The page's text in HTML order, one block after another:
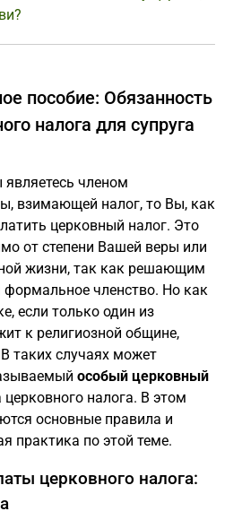
пособие: Обязанность
налога для супруга
членом
взимающей налог, то Вы, как
церковный налог. Это
от степени Вашей веры или
жизни, так как решающим
членство. Но как
если только один из
к религиозной общине,
таких случаях может
особый церковный
налога. В этом
основные правила и
практика по этой теме.
церковного налога: